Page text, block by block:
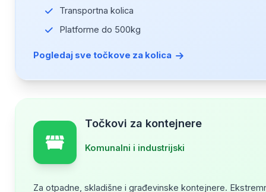
Transportna kolica
Platforme do 500kg
Pogledaj sve točkove za kolica
Točkovi za kontejnere
Komunalni i industrijski
Za otpadne, skladišne i građevinske kontejnere.